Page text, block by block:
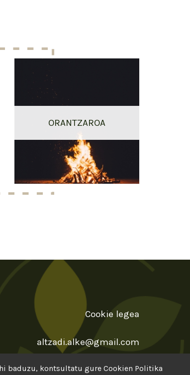
ORANTZAROA
Cookie legea
altzadi.alke@gmail.com
baduzu, kontsultatu gure Cookien Politika